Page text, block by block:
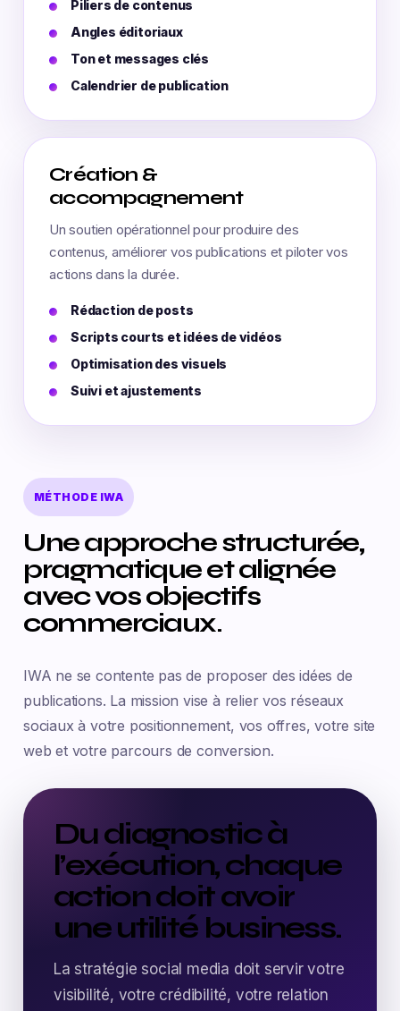
Piliers de contenus
Angles éditoriaux
Ton et messages clés
Calendrier de publication
Création &
accompagnement
Un soutien opérationnel pour produire des
contenus, améliorer vos publications et piloter vos
actions dans la durée.
Rédaction de posts
Scripts courts et idées de vidéos
Optimisation des visuels
Suivi et ajustements
MÉTHODE IWA
Une approche structurée,
pragmatique et alignée
avec vos objectifs
commerciaux.
IWA ne se contente pas de proposer des idées de
publications. La mission vise à relier vos réseaux
sociaux à votre positionnement, vos offres, votre site
web et votre parcours de conversion.
Du diagnostic à
l’exécution, chaque
action doit avoir
une utilité business.
La stratégie social media doit servir votre
visibilité, votre crédibilité, votre relation